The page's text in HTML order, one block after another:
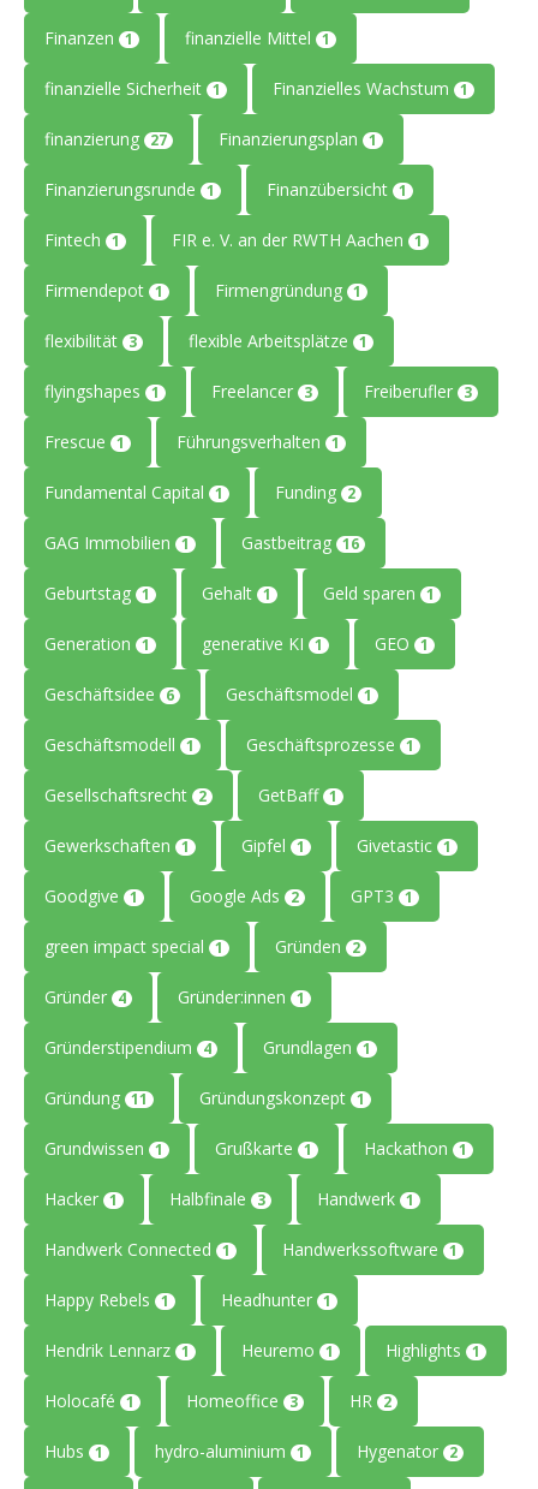
Finanzen 1 finanzielle Mittel 1
finanzielle Sicherheit 1 Finanzielles Wachstum 1
finanzierung 27 Finanzierungsplan 1
Finanzierungsrunde 1 Finanzübersicht 1
Fintech 1 FIR e. V. an der RWTH Aachen 1
Firmendepot 1 Firmengründung 1
flexibilität 3 flexible Arbeitsplätze 1
flyingshapes 1 Freelancer 3 Freiberufler 3
Frescue 1 Führungsverhalten 1
Fundamental Capital 1 Funding 2
GAG Immobilien 1 Gastbeitrag 16
Geburtstag 1 Gehalt 1 Geld sparen 1
Generation 1 generative KI 1 GEO 1
Geschäftsidee 6 Geschäftsmodel 1
Geschäftsmodell 1 Geschäftsprozesse 1
Gesellschaftsrecht 2 GetBaff 1
Gewerkschaften 1 Gipfel 1 Givetastic 1
Goodgive 1 Google Ads 2 GPT3 1
green impact special 1 Gründen 2
Gründer 4 Gründer:innen 1
Gründerstipendium 4 Grundlagen 1
Gründung 11 Gründungskonzept 1
Grundwissen 1 Grußkarte 1 Hackathon 1
Hacker 1 Halbfinale 3 Handwerk 1
Handwerk Connected 1 Handwerkssoftware 1
Happy Rebels 1 Headhunter 1
Hendrik Lennarz 1 Heuremo 1 Highlights 1
Holocafé 1 Homeoffice 3 HR 2
Hubs 1 hydro-aluminium 1 Hygenator 2